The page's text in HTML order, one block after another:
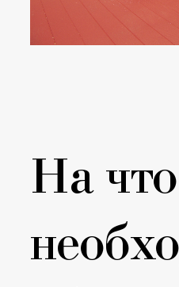
На что